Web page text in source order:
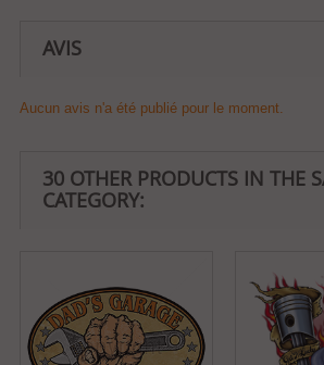
AVIS
Aucun avis n'a été publié pour le moment.
30 OTHER PRODUCTS IN THE
CATEGORY: